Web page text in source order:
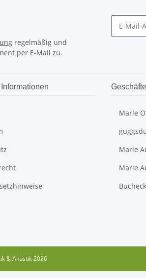
regelmäßig und
per E-Mail zu.
Geschäfte
Marle
Marle
Marle
& Akustik 2026